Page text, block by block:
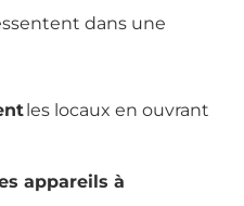
dans une
les locaux en ouvrant
appareils à